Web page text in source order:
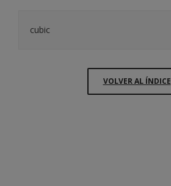
cubic
VOLVER AL ÍNDICE